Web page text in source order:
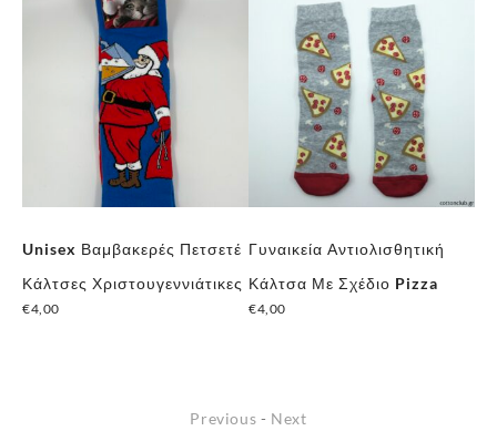
Unisex Βαμβακερές Πετσετέ
Κάλτσες Χριστουγεννιάτικες
€4,00
Γυναικεία Αντιολισθητική
Κάλτσα Με Σχέδιο Pizza
€4,00
Previous - Next